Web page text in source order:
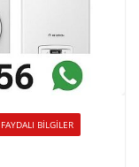
FAYDALI BILGILER